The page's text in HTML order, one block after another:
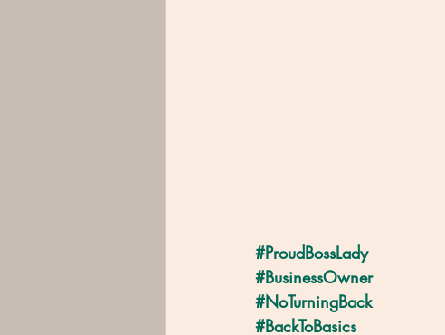
#ProudBossLady
#BusinessOwner
#NoTurningBack
#BackToBasics